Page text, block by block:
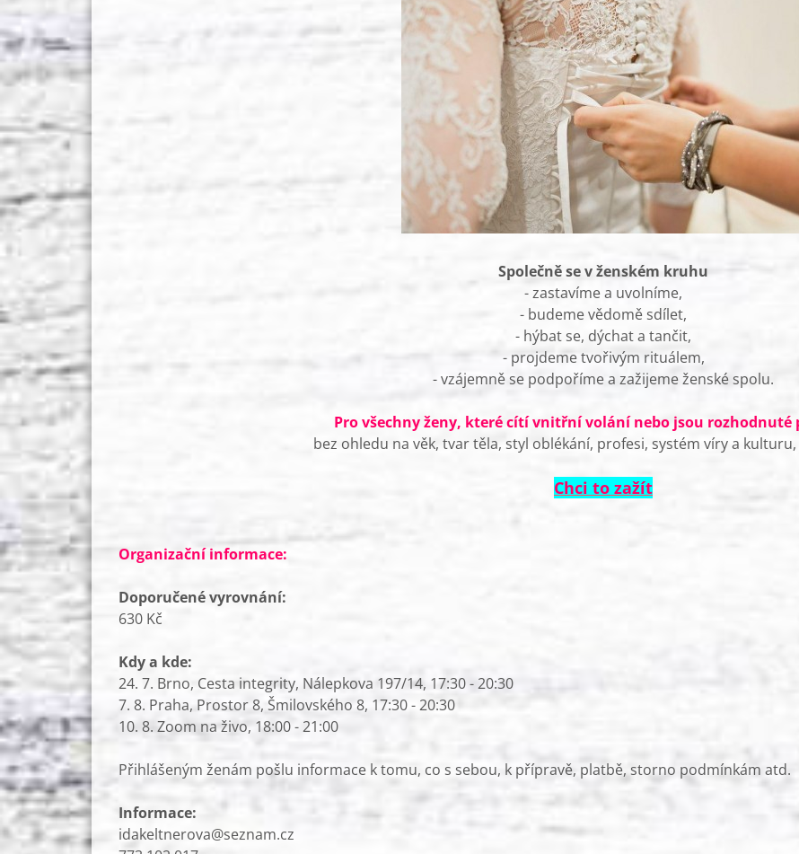
Společně se v ženském kruhu
- zastavíme a uvolníme,
- budeme vědomě sdílet,
- hýbat se, dýchat a tančit,
- projdeme tvořivým rituálem,
- vzájemně se podpoříme a zažijeme ženské spolu.
Pro všechny ženy, které cítí vnitřní volání nebo jsou rozhodnuté
bez ohledu na věk, tvar těla, styl oblékání, profesi, systém víry a
Chci to zažít
Organizační informace:
Doporučené vyrovnání:
630 Kč
Kdy a kde:
24. 7. Brno, Cesta integrity, Nálepkova 197/14, 17:30 - 20:30
7. 8. Praha, Prostor 8, Šmilovského 8, 17:30 - 20:30
10. 8. Zoom na živo, 18:00 - 21:00
Přihlášeným ženám pošlu informace k tomu, co s sebou, k přípravě, platbě, storno podmínkám atd.
Informace:
idakeltnerova@seznam.cz